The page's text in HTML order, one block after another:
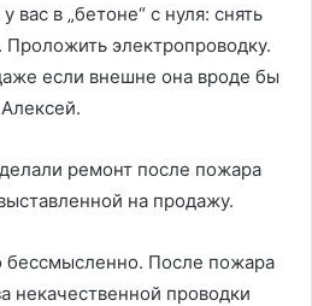
вас в „бетоне“ с нуля: снять
Проложить электропроводку.
если внешне она вроде бы
делали ремонт после пожара
на продажу.
бессмысленно. После пожара
некачественной проводки